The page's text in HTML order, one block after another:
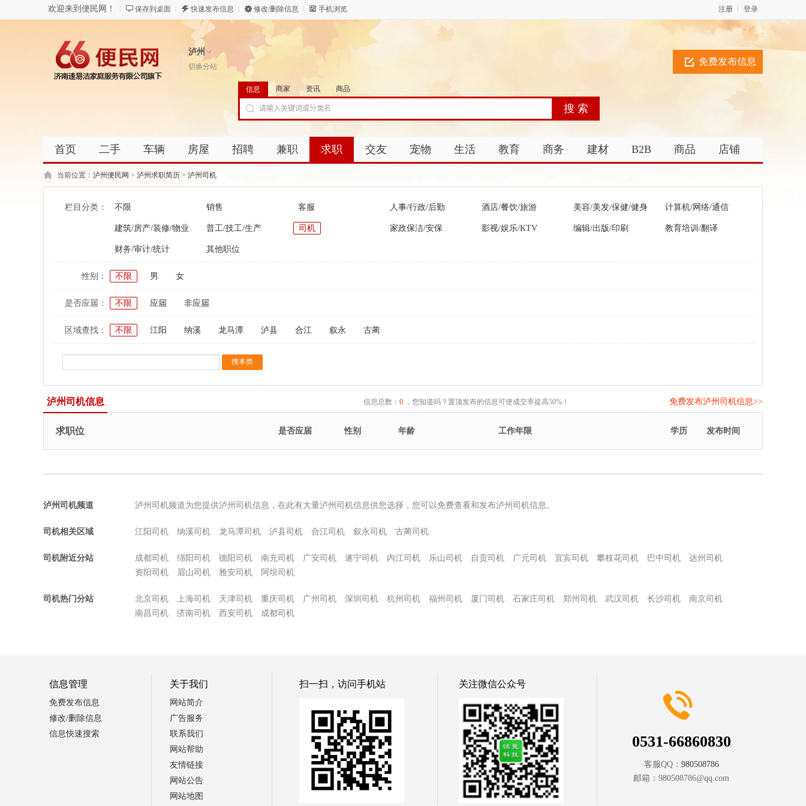
欢迎来到便民网！ 保存到桌面 快速发布信息 修改/删除信息 手机浏览 登录
注册
泸州
切换分站 免费发布信息
信息 商家 资讯 商品
首页 二手 车辆 房屋 招聘 兼职 求职 交友 宠物 生活 教育 商务 建材 B2B 商品 店铺
当前位置： 泸州便民网 > 泸州求职简历 > 泸州司机
栏目分类： 不限 销售 客服 人事/行政/后勤 酒店/餐饮/旅游 美容/美发/保健/健身 计算机/网络/通信
建筑/房产/装修/物业 普工/技工/生产 司机 家政保洁/安保 影视/娱乐/KTV 编辑/出版/印刷 教育培训/翻译
财务/审计/统计 其他职位
性别： 不限 男 女
是否应届： 不限 应届 非应届
区域查找： 不限 江阳 纳溪 龙马潭 泸县 合江 叙永 古蔺
泸州司机信息 信息总数： 0，您知道吗？置顶发布的信息可使成交率提高50%！ 免费发布泸州司机信息>>
求职位 发布时间
是否应届 性别 年龄 学历
工作年限
泸州司机频道 泸州司机频道为您提供泸州司机信息，在此有大量泸州司机信息供您选择，您可以免费查看和发布泸州司机信息。
司机相关区域 江阳司机 纳溪司机 龙马潭司机 泸县司机 合江司机 叙永司机 古蔺司机
司机附近分站 成都司机 绵阳司机 德阳司机 南充司机 广安司机 遂宁司机 内江司机 乐山司机 自贡司机 广元司机 宜宾司机 攀枝花司机 巴中司机
达州司机
资阳司机
眉山司机 雅安司机 阿坝司机
司机热门分站 北京司机 上海司机 天津司机 重庆司机 广州司机 深圳司机 杭州司机 福州司机 厦门司机 石家庄司机 郑州司机 武汉司机 长沙司机
南京司机
南昌司机
济南司机 西安司机 成都司机
信息管理
免费发布信息
修改/删除信息
信息快速搜索
关于我们
网站简介
广告服务
联系我们
网站帮助
友情链接
网站公告
网站地图
扫一扫，访问手机站 关注微信公众号
0531-66860830
客服QQ： 980508786
邮箱： 980508786@qq.com